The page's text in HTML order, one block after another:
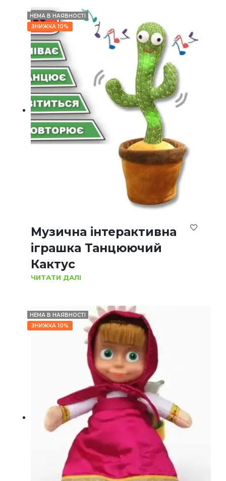
НЕМА В НАЯВНОСТІ
ЗНИЖКА 10%
Музична інтерактивна
іграшка Танцюючий
Кактус
ЧИТАТИ ДАЛІ
НЕМА В НАЯВНОСТІ
ЗНИЖКА 10%